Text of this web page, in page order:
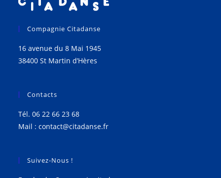
Compagnie Citadanse
16 avenue du 8 Mai 1945
38400 St Martin d’Hères
Contacts
Tél.06 22 66 23 68
Mail :contact@citadanse.fr
Suivez-Nous !